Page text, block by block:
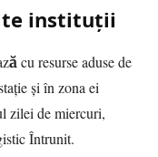
instituții
cu resurse aduse de
și în zona ei
zilei de miercuri,
Întrunit.